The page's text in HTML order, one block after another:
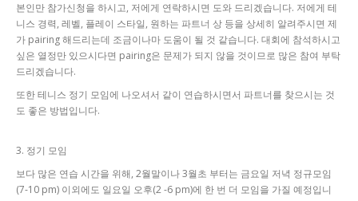
본인만 참가신청을 하시고, 저에게 연락하시면 도와 드리겠습니다. 저에게 테
니스 경력, 레벨, 플레이 스타일, 원하는 파트너 상 등을 상세히 알려주시면 제
가 pairing 해드리는데 조금이나마 도움이 될 것 같습니다. 대회에 참석하시고
싶은 열정만 있으시다면 pairing은 문제가 되지 않을 것이므로 많은 참여 부탁
드리겠습니다.
또한 테니스 정기 모임에 나오셔서 같이 연습하시면서 파트너를 찾으시는 것
도 좋은 방법입니다.
3. 정기 모임
보다 많은 연습 시간을 위해, 2월말이나 3월초 부터는 금요일 저녁 정규모임
(7-10 pm) 이외에도 일요일 오후(2 -6 pm)에 한 번 더 모임을 가질 예정입니